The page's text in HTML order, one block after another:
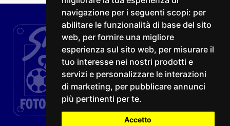
navigazione per i seguenti scopi: per
abilitare le funzionalità di base del sito
web, per fornire una migliore
esperienza sul sito web, per misurare il
tuo interesse nei nostri prodotti e
servizi e personalizzare le interazioni
di marketing, per pubblicare annunci
più pertinenti per te.
Accetto